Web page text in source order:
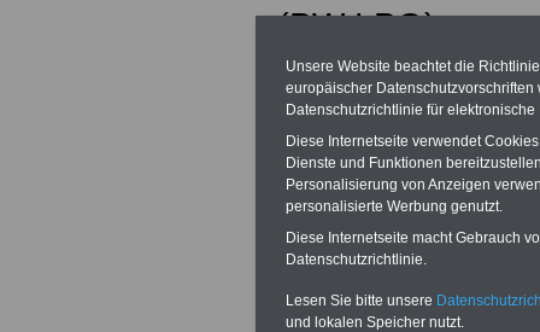
(BW LBG)
Regelung in §
Vorschriften zur
Baden-
finden.
Unsere Website beachtet die
europäischer
Datenschutzrichtlinie für
Diese Internetseite verwendet
Dienste und Funktionen
Personalisierung von Anzeigen
personalisierte Werbung genutzt.
Diese Internetseite macht Gebrauch
Datenschutzrichtlinie.
Lesen Sie bitte unsere
und lokalen Speicher nutzt.